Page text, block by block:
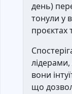
день)
тонули у
проєктах
вони
що